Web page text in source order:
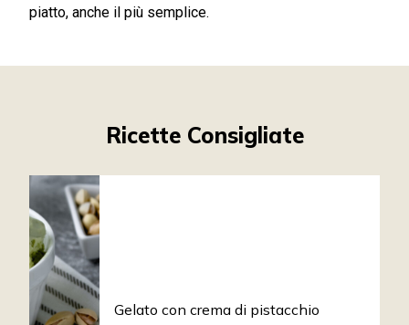
piatto, anche il più semplice.
Ricette Consigliate
Gelato con crema di pistacchio